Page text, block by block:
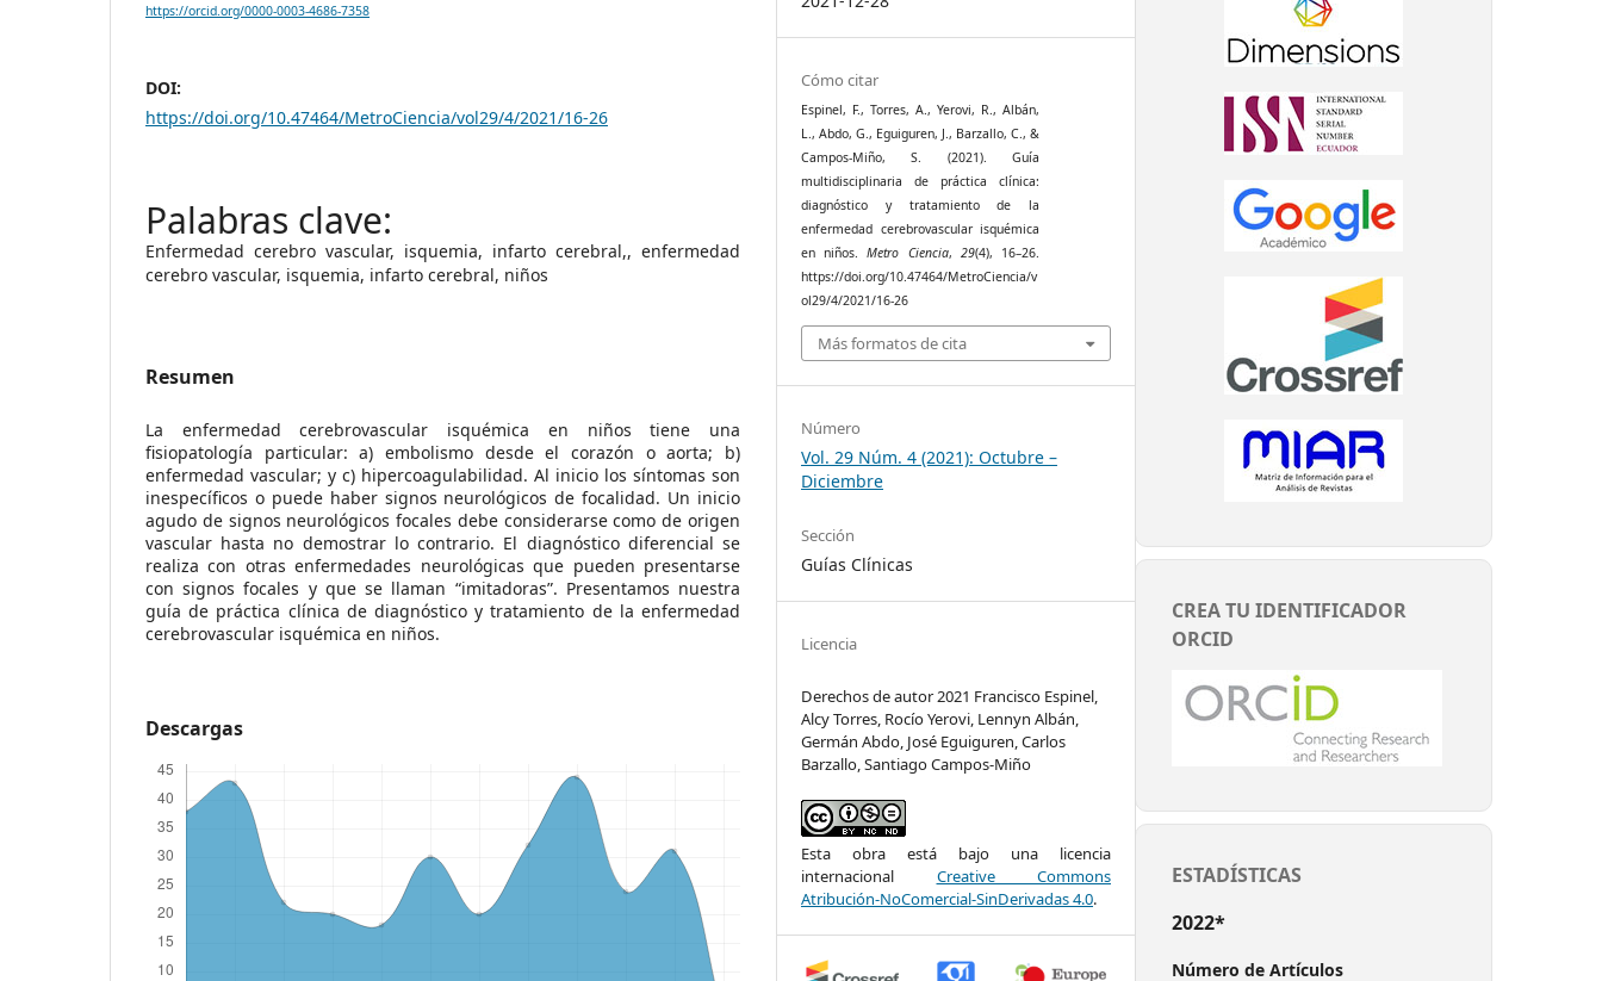
https://orcid.org/0000-0003-4686-7358
DOI:
https://doi.org/10.47464/MetroCiencia/vol29/4/2021/16-26
Enfermedad cerebro vascular, isquemia, infarto cerebral,, enfermedad
cerebro vascular, isquemia, infarto cerebral, niños
Resumen
La enfermedad cerebrovascular isquémica en niños tiene una
fisiopatología particular: a) embolismo desde el corazón o aorta; b)
enfermedad vascular; y c) hipercoagulabilidad. Al inicio los síntomas son
inespecíficos o puede haber signos neurológicos de focalidad. Un inicio
agudo de signos neurológicos focales debe considerarse como de origen
vascular hasta no demostrar lo contrario. El diagnóstico diferencial se
realiza con otras enfermedades neurológicas que pueden presentarse
con signos focales y que se llaman “imitadoras”. Presentamos nuestra
guía de práctica clínica de diagnóstico y tratamiento de la enfermedad
cerebrovascular isquémica en niños.
Descargas
Cómo citar
Espinel, F., Torres, A., Yerovi, R., Albán,
L., Abdo, G., Eguiguren, J., Barzallo, C., &
Campos-Miño, S. (2021). Guía
multidisciplinaria de práctica clínica:
diagnóstico y tratamiento de la
enfermedad cerebrovascular isquémica
en niños.Metro Ciencia, 29(4), 16–26.
https://doi.org/10.47464/MetroCiencia/v
ol29/4/2021/16-26
Más formatos de cita
Número
Vol. 29 Núm. 4 (2021): Octubre –
Diciembre
Sección
Guías Clínicas
Licencia
Derechos de autor 2021 Francisco Espinel,
Alcy Torres, Rocío Yerovi, Lennyn Albán,
Germán Abdo, José Eguiguren, Carlos
Barzallo, Santiago Campos-Miño
Esta obra está bajo una licencia
internacional Creative Commons
Atribución-NoComercial-SinDerivadas 4.0.
CREA TU IDENTIFICADOR
ORCID
ESTADÍSTICAS
2022*
Número de Artículos